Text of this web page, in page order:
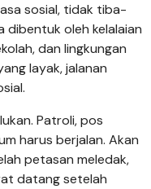
sosial, tidak tiba-
dibentuk oleh kelalaian
dan lingkungan
layak, jalanan
Patroli, pos
harus berjalan. Akan
petasan meledak,
datang setelah